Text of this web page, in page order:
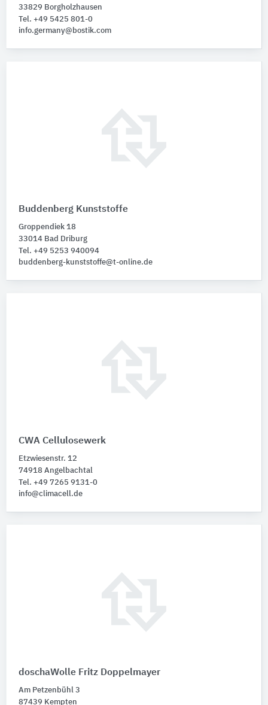
33829 Borgholzhausen
Tel. +49 5425 801-0
info.germany@bostik.com
Buddenberg Kunststoffe
Groppendiek 18
33014 Bad Driburg
Tel. +49 5253 940094
buddenberg-kunststoffe@t-online.de
CWA Cellulosewerk
Etzwiesenstr. 12
74918 Angelbachtal
Tel. +49 7265 9131-0
info@climacell.de
doschaWolle Fritz Doppelmayer
Am Petzenbühl 3
87439 Kempten